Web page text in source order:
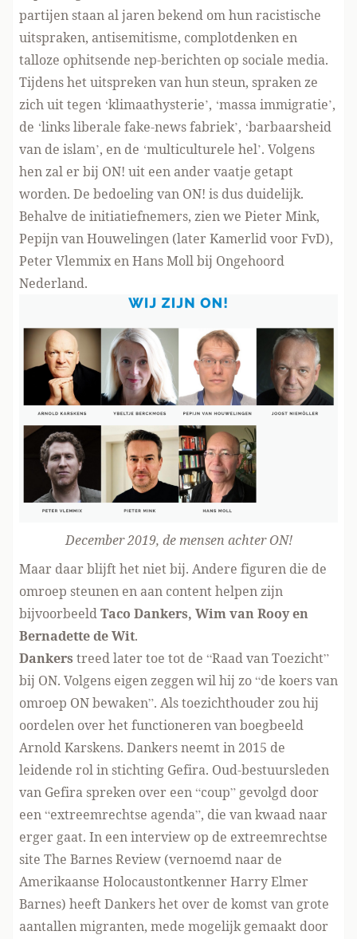
partijen staan al jaren bekend om hun racistische
uitspraken, antisemitisme, complotdenken en
talloze ophitsende nep-berichten op sociale media.
Tijdens het uitspreken van hun steun, spraken ze
zich uit tegen ‘klimaathysterie’, ‘massa immigratie’,
de ‘links liberale fake-news fabriek’, ‘barbaarsheid
van de islam’, en de ‘multiculturele hel’. Volgens
hen zal er bij ON! uit een ander vaatje getapt
worden. De bedoeling van ON! is dus duidelijk.
Behalve de initiatiefnemers, zien we Pieter Mink,
Pepijn van Houwelingen (later Kamerlid voor FvD),
Peter Vlemmix en Hans Moll bij Ongehoord
Nederland.
December 2019, de mensen achter ON!
Maar daar blijft het niet bij. Andere figuren die de
omroep steunen en aan content helpen zijn
bijvoorbeeldTaco Dankers, Wim van Rooy en
Bernadette de Wit.
Dankers treed later toe tot de “Raad van Toezicht”
bij ON. Volgens eigen zeggen wil hij zo “de koers van
omroep ON bewaken”. Als toezichthouder zou hij
oordelen over het functioneren van boegbeeld
Arnold Karskens. Dankers neemt in 2015 de
leidende rol in stichting Gefira. Oud-bestuursleden
van Gefira spreken over een “coup” gevolgd door
een “extreemrechtse agenda”, die van kwaad naar
erger gaat. In een interview op de extreemrechtse
site The Barnes Review (vernoemd naar de
Amerikaanse HolocaustontkennerHarry Elmer
Barnes) heeft Dankers het over de komst van grote
aantallen migranten, mede mogelijk gemaakt door